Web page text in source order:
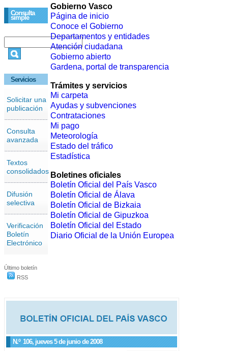
Consulta
simple
Servicios
Solicitar una
publicación
Consulta
avanzada
Textos
consolidados
Difusión
selectiva
Verificación
Boletín
Electrónico
Último boletín
RSS
N.º 106, jueves 5 de junio de 2008
Gobierno Vasco
Página de inicio
Conoce el Gobierno
Departamentos y entidades
Atención ciudadana
Gobierno abierto
Gardena, portal de transparencia
Trámites y servicios
Mi carpeta
Ayudas y subvenciones
Contrataciones
Mi pago
Meteorología
Estado del tráfico
Estadística
Boletines oficiales
Boletín Oficial del País Vasco
Boletín Oficial de Álava
Boletín Oficial de Bizkaia
Boletín Oficial de Gipuzkoa
Boletín Oficial del Estado
Diario Oficial de la Unión Europea